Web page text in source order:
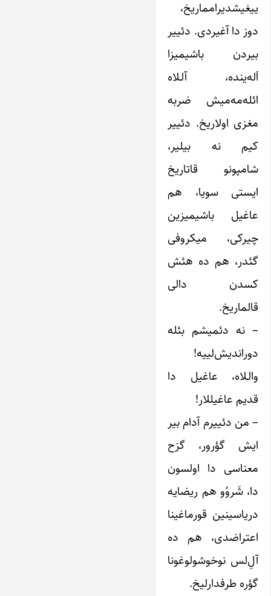
ییغیشدیرامماریخ،
دوز دا آغیردی. دئییر
بیردن باشیمیزا
اَله‌ینده، آلـلاه
ائله‌مه‌میش ضربه
مغزی اولاریخ. دئییر
کیم نه بیلیر،
شامپونو قاتاریخ
ایستی سویا، هم
عاغیل باشیمیزین
چیرکی، میکروفی
گئدر، هم ده هئش
کسدن دالی
قالماریخ.
– نه دئمیشم بئله
دوراندیش‌لییه!
والـلاه، عاغیل دا
قدیم عاغیللار!
– من دئییرم آدام بیر
ایش گؤرور، گرَح
معناسی دا اولسون
دا، شَروُو هم ریضایه
دریاسینین قورماغینا
اعتراضدی، هم ده
آلِ‌لس نوخوشولوغونا
گؤره طرفدارلیخ.